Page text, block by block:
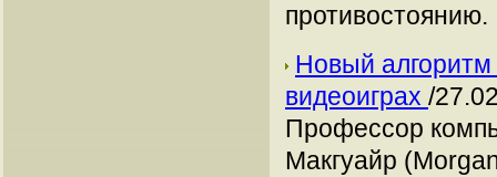
противостоянию.
Новый алгоритм
видеоиграх /
Профессор
Макгуайр